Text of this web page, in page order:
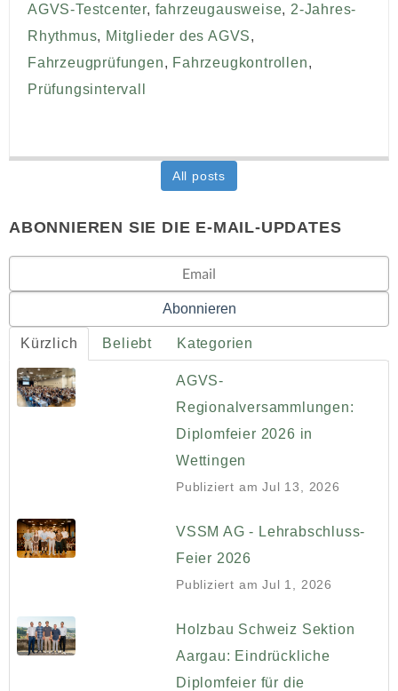
AGVS-Testcenter, fahrzeugausweise, 2-Jahres-
Rhythmus, Mitglieder des AGVS,
Fahrzeugprüfungen, Fahrzeugkontrollen,
Prüfungsintervall
All posts
ABONNIEREN SIE DIE E-MAIL-UPDATES
Kürzlich Beliebt Kategorien
AGVS-
Regionalversammlungen:
Diplomfeier 2026 in
Wettingen
Publiziert am Jul 13, 2026
VSSM AG - Lehrabschluss-
Feier 2026
Publiziert am Jul 1, 2026
Holzbau Schweiz Sektion
Aargau: Eindrückliche
Diplomfeier für die